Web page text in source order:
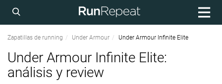
Zapatillas de running Under Armour Under Armour Infinite Elite
Under Armour Infinite Elite:
análisis y review